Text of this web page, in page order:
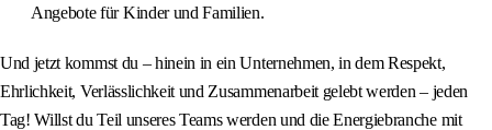
Angebote für Kinder und Familien.
Und jetzt kommst du – hinein in ein Unternehmen, in dem Respekt,
Ehrlichkeit, Verlässlichkeit und Zusammenarbeit gelebt werden – jeden
Tag! Willst du Teil unseres Teams werden und die Energiebranche mit